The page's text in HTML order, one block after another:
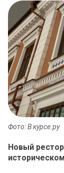
Фото: В курсе.ру
Новый